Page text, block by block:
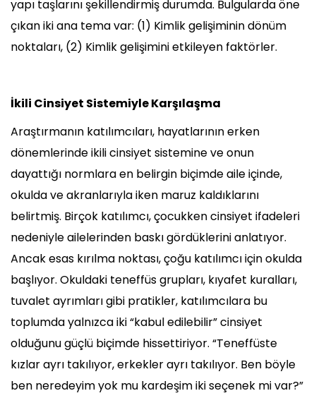
yapı taşlarını şekillendirmiş durumda. Bulgularda öne
çıkan iki ana tema var: (1) Kimlik gelişiminin dönüm
noktaları, (2) Kimlik gelişimini etkileyen faktörler.
İkili Cinsiyet Sistemiyle Karşılaşma
Araştırmanın katılımcıları, hayatlarının erken
dönemlerinde ikili cinsiyet sistemine ve onun
dayattığı normlara en belirgin biçimde aile içinde,
okulda ve akranlarıyla iken maruz kaldıklarını
belirtmiş. Birçok katılımcı, çocukken cinsiyet ifadeleri
nedeniyle ailelerinden baskı gördüklerini anlatıyor.
Ancak esas kırılma noktası, çoğu katılımcı için okulda
başlıyor. Okuldaki teneffüs grupları, kıyafet kuralları,
tuvalet ayrımları gibi pratikler, katılımcılara bu
toplumda yalnızca iki “kabul edilebilir” cinsiyet
olduğunu güçlü biçimde hissettiriyor. “Teneffüste
kızlar ayrı takılıyor, erkekler ayrı takılıyor. Ben böyle
ben neredeyim yok mu kardeşim iki seçenek mi var?”